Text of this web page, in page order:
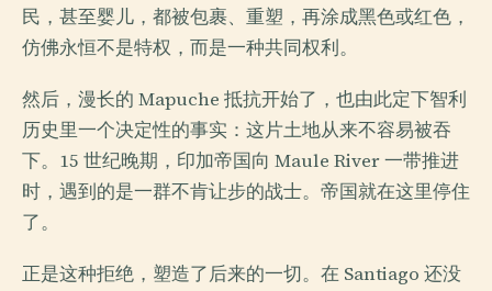
民，甚至婴儿，都被包裹、重塑，再涂成黑色或红色，
仿佛永恒不是特权，而是一种共同权利。
然后，漫长的 Mapuche 抵抗开始了，也由此定下智利
历史里一个决定性的事实：这片土地从来不容易被吞
下。15 世纪晚期，印加帝国向 Maule River 一带推进
时，遇到的是一群不肯让步的战士。帝国就在这里停住
了。
正是这种拒绝，塑造了后来的一切。在 Santiago 还没